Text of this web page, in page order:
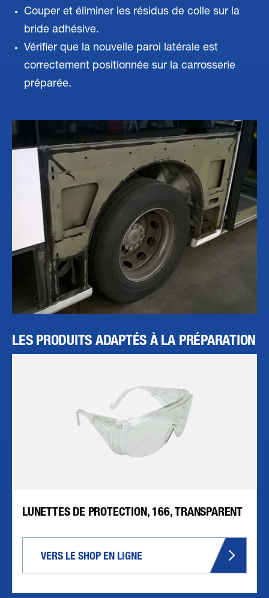
Couper et éliminer les résidus de colle sur la
bride adhésive.
Vérifier que la nouvelle paroi latérale est
correctement positionnée sur la carrosserie
préparée.
LES PRODUITS ADAPTÉS À LA PRÉPARATION
LUNETTES DE PROTECTION, 166, TRANSPARENT
VERS LE SHOP EN LIGNE